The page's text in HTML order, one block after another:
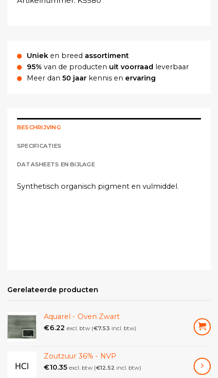
Uniek en breed assortiment
95% van de producten uit voorraad
leverbaar
Meer dan 50 jaar kennis en ervaring
BESCHRIJVING
SPECIFICATIES
DATASHEETS EN BIJLAGE
Synthetisch organisch pigment en vulmiddel.
Gerelateerde producten
Aquarel - Oven Zwart
€6.22 excl. btw (€7.53 incl. btw)
Zoutzuur 36% - NVP
€10.35 excl. btw (€12.52 incl. btw)